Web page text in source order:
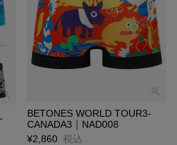
BETONES WORLD TOUR3-
CANADA3｜NAD008
¥2,860 税込